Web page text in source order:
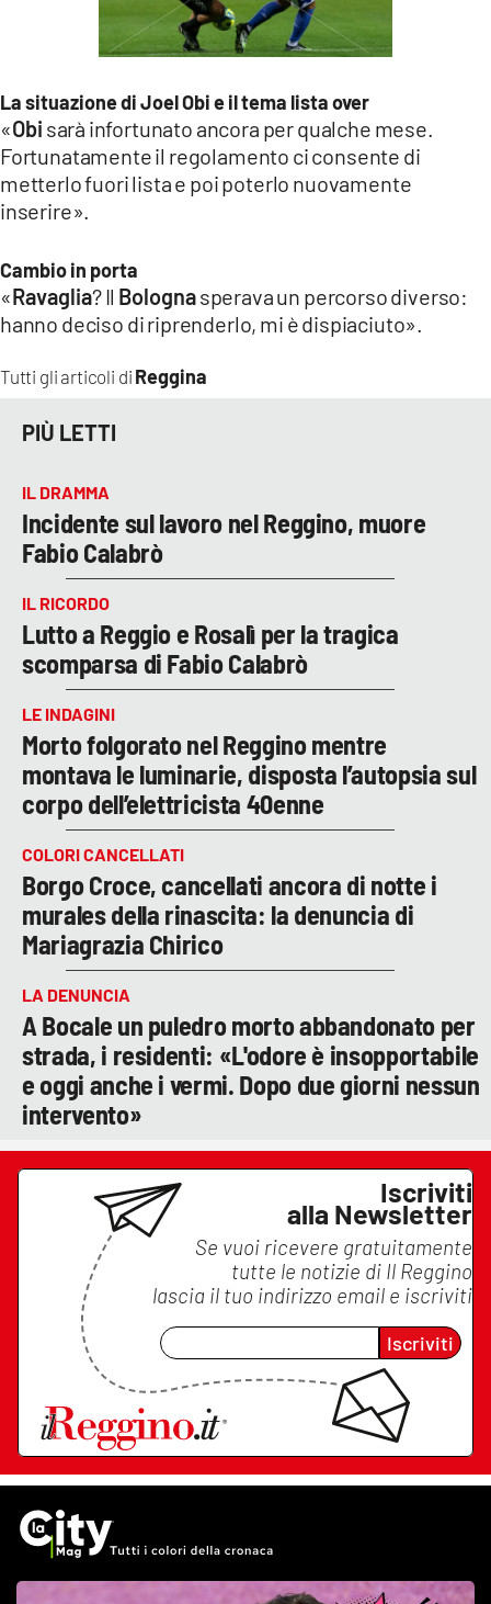
Tutti gli articoli di Reggina
La situazione di Joel Obi e il tema lista over
«Obi sarà infortunato ancora per qualche mese.
Fortunatamente il regolamento ci consente di
metterlo fuori lista e poi poterlo nuovamente
inserire».
Cambio in porta
«Ravaglia? Il Bolognasperava un percorso diverso:
hanno deciso di riprenderlo, mi è dispiaciuto».
PIÙ LETTI
IL DRAMMA
Incidente sul lavoro nel Reggino, muore
Fabio Calabrò
IL RICORDO
Lutto a Reggio e Rosalì per la tragica
scomparsa di Fabio Calabrò
LE INDAGINI
Morto folgorato nel Reggino mentre
montava le luminarie, disposta l’autopsia sul
corpo dell’elettricista 40enne
COLORI CANCELLATI
Borgo Croce, cancellati ancora di notte i
murales della rinascita: la denuncia di
Mariagrazia Chirico
LA DENUNCIA
A Bocale un puledro morto abbandonato per
strada, i residenti: «L'odore è insopportabile
e oggi anche i vermi. Dopo due giorni nessun
intervento»
Iscriviti
alla Newsletter
Se vuoi ricevere gratuitamente
tutte le notizie di Il Reggino
lascia il tuo indirizzo email e iscriviti
Iscriviti